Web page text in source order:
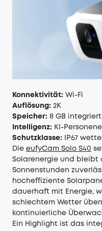
Konnektivität: Wi-Fi
Auflösung: 2K
Speicher: 8 GB integriert
Intelligenz: KI-
Schutzklasse: IP67
Die eufyCam Solo S40
Solarenergie und bleibt
Sonnenstunden
hocheffiziente
dauerhaft mit Energie,
schlechtem Wetter
kontinuierliche
Ein Highlight ist das